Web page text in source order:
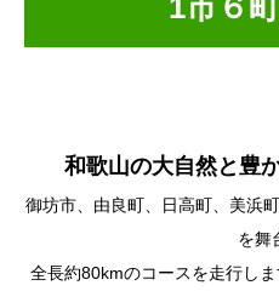
和歌山の大自然と豊
御坊市、由良町、日高町、美浜
を舞
全長約80kmのコースを走行し